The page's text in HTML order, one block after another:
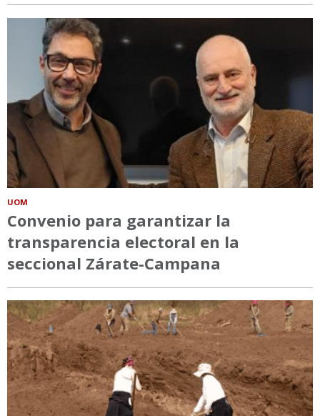
UOM
Convenio para garantizar la
transparencia electoral en la
seccional Zárate-Campana